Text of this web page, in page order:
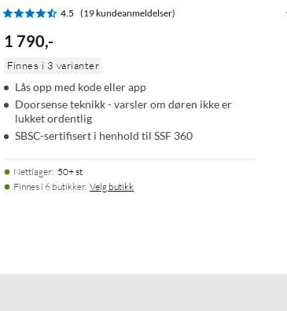
4.5 (19 kundeanmeldelser)
1 790,-
Finnes i 3 varianter
Lås opp med kode eller app
Doorsense teknikk - varsler om døren ikke er
lukket ordentlig
SBSC-sertifisert i henhold til SSF 360
Nettlager: 50+ st
Finnes i 6 butikker. Velg butikk